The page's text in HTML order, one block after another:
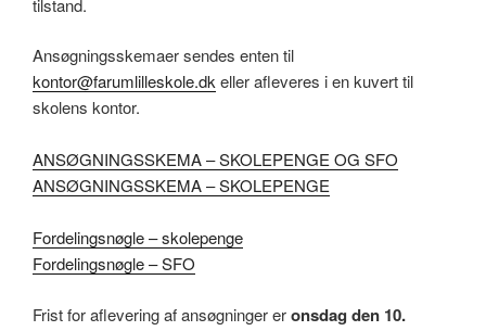
Ansøgningsskemaer sendes enten til
kontor@farumlilleskole.dk eller afleveres i en kuvert til
skolens kontor.
ANSØGNINGSSKEMA – SKOLEPENGE OG SFO
ANSØGNINGSSKEMA – SKOLEPENGE
Fordelingsnøgle – skolepenge
Fordelingsnøgle – SFO
Frist for aflevering af ansøgninger eronsdag den 10.